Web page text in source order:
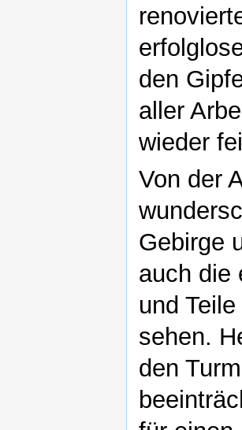
den
aller
wieder
Von der
Gebirge
auch die
und
sehen.
den